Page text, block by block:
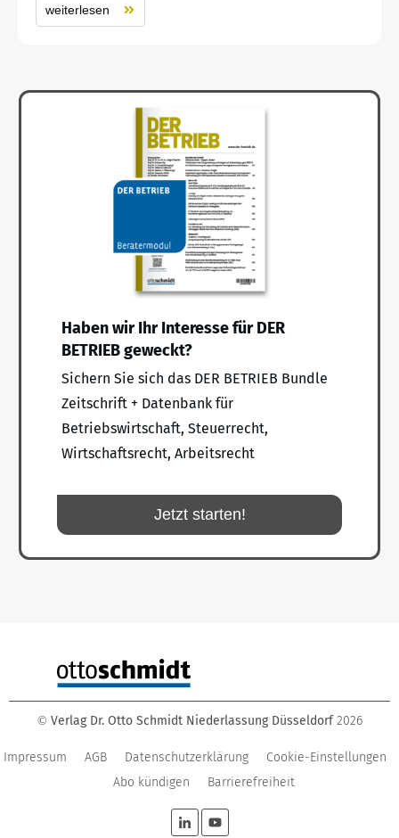
weiterlesen
Haben wir Ihr Interesse für DER
BETRIEB geweckt?
Sichern Sie sich das DER BETRIEB Bundle
Zeitschrift + Datenbank für
Betriebswirtschaft, Steuerrecht,
Wirtschaftsrecht, Arbeitsrecht
Jetzt starten!
© Verlag Dr. Otto Schmidt Niederlassung Düsseldorf 2026
Impressum AGB Datenschutzerklärung
Cookie-Einstellungen
Abo kündigen
Barrierefreiheit